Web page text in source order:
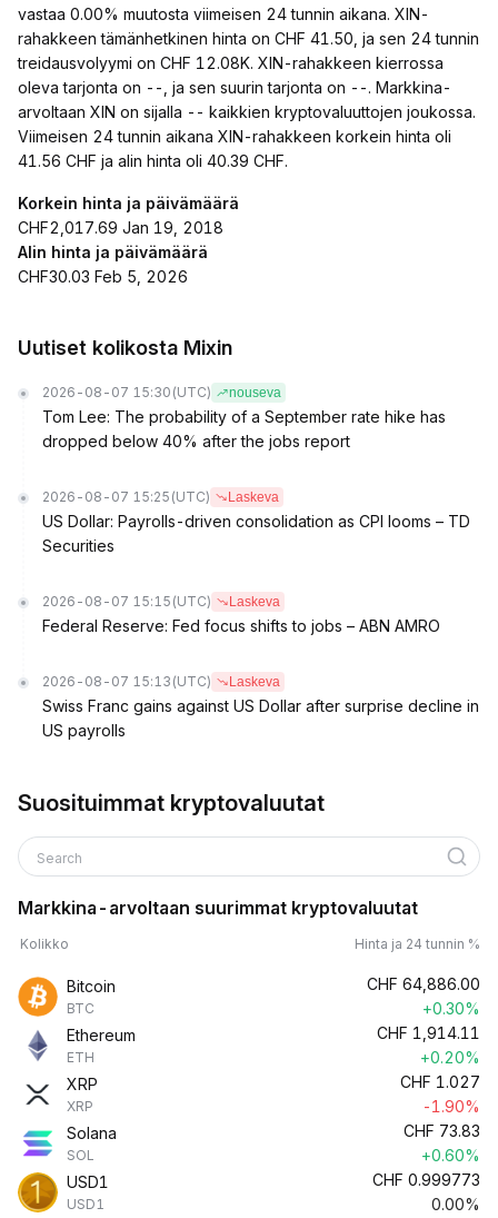
vastaa 0.00% muutosta viimeisen 24 tunnin aikana. XIN-
rahakkeen tämänhetkinen hinta on CHF 41.50, ja sen 24 tunnin
treidausvolyymi on CHF 12.08K. XIN-rahakkeen kierrossa
oleva tarjonta on --, ja sen suurin tarjonta on --. Markkina-
arvoltaan XIN on sijalla -- kaikkien kryptovaluuttojen joukossa.
Viimeisen 24 tunnin aikana XIN-rahakkeen korkein hinta oli
41.56 CHF ja alin hinta oli 40.39 CHF.
Korkein hinta ja päivämäärä
CHF2,017.69 Jan 19, 2018
Alin hinta ja päivämäärä
CHF30.03 Feb 5, 2026
Uutiset kolikosta Mixin
2026-08-07 15:30 (UTC) nouseva
Tom Lee: The probability of a September rate hike has
dropped below 40% after the jobs report
2026-08-07 15:25 (UTC) Laskeva
US Dollar: Payrolls-driven consolidation as CPI looms – TD
Securities
2026-08-07 15:15 (UTC) Laskeva
Federal Reserve: Fed focus shifts to jobs – ABN AMRO
2026-08-07 15:13 (UTC) Laskeva
Swiss Franc gains against US Dollar after surprise decline in
US payrolls
Suosituimmat kryptovaluutat
Search
Markkina-arvoltaan suurimmat kryptovaluutat
Kolikko Hinta ja 24 tunnin %
Bitcoin
BTC
CHF 64,886.00
+0.30%
Ethereum
ETH
CHF 1,914.11
+0.20%
XRP
XRP
CHF 1.027
-1.90%
Solana
SOL
CHF 73.83
+0.60%
USD1
USD1
CHF 0.999773
0.00%